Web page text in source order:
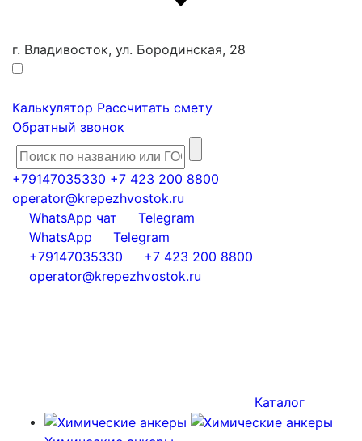
г. Владивосток, ул. Бородинская, 28
Калькулятор Рассчитать смету
Обратный звонок
+79147035330 +7 423 200 8800
operator@krepezhvostok.ru
WhatsApp чат
Telegram
WhatsApp
Telegram
+79147035330
+7 423 200 8800
operator@krepezhvostok.ru
Каталог